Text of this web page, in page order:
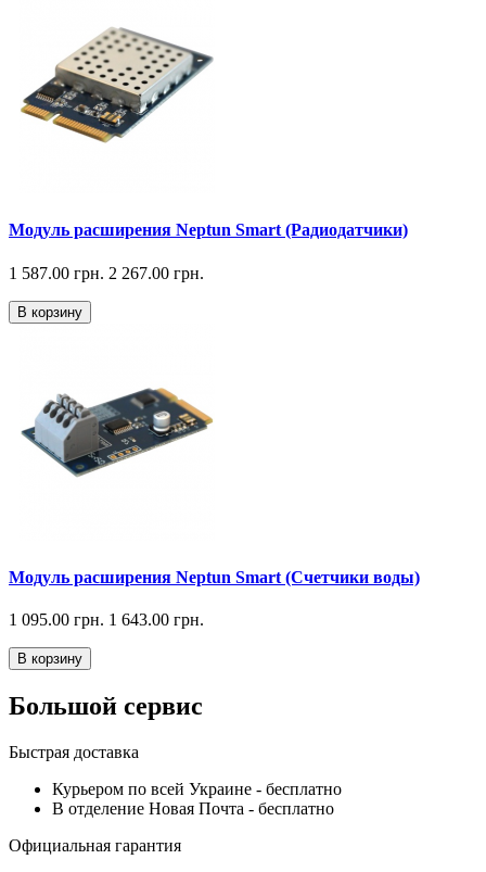
Модуль расширения Neptun Smart (Радиодатчики)
1 587.00 грн. 2 267.00 грн.
В корзину
Модуль расширения Neptun Smart (Счетчики воды)
1 095.00 грн. 1 643.00 грн.
В корзину
Большой сервис
Быстрая доставка
Курьером по всей Украине - бесплатно
В отделение Новая Почта - бесплатно
Официальная гарантия